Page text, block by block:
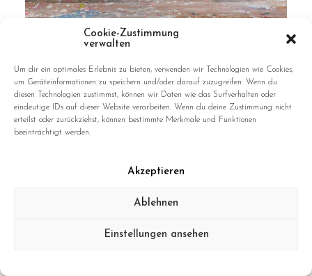
Cookie-Zustimmung
verwalten
Um dir ein optimales Erlebnis zu bieten, verwenden wir Technologien wie Cookies,
um Geräteinformationen zu speichern und/oder darauf zuzugreifen. Wenn du
diesen Technologien zustimmst, können wir Daten wie das Surfverhalten oder
eindeutige IDs auf dieser Website verarbeiten. Wenn du deine Zustimmung nicht
erteilst oder zurückziehst, können bestimmte Merkmale und Funktionen
beeinträchtigt werden.
Akzeptieren
Ablehnen
Einstellungen ansehen
From The Edge Of The Earth | Serie Structure No. 94